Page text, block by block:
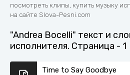
посмотреть клипы, купить музыку
на сайте Slova-Pesni.com
"Andrea Bocelli" текст и
исполнителя. Страница - 1
Time to Say Goodbye